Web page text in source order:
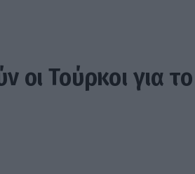
οι Τούρκοι για το